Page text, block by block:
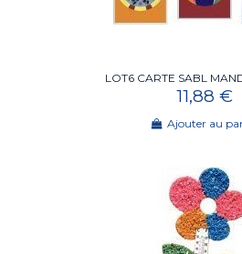
LOT6 CARTE SABL
11,88 €
Ajouter au